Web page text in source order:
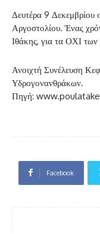
Δευτέρα 9 Δεκεμβρίου
Αργοστολίου. Ένας
Ιθάκης, για τα ΟΧΙ
Ανοιχτή Συνέλευση
Υδρογονανθράκων.
Πηγή:
Facebook